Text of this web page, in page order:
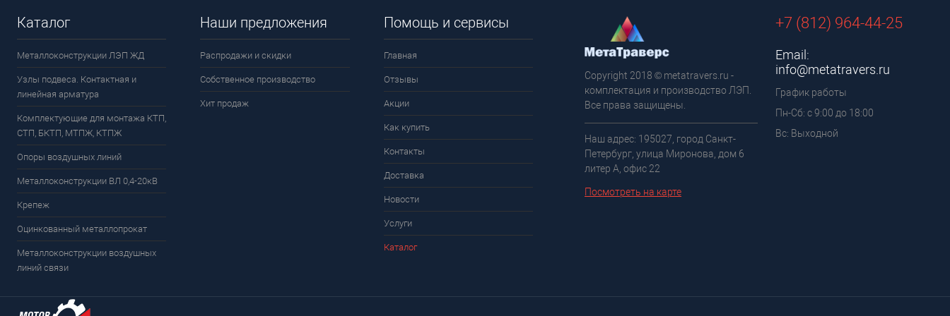
Каталог
Металлоконструкции ЛЭП ЖД
Узлы подвеса. Контактная и
линейная арматура
Комплектующие для монтажа КТП,
СТП, БКТП, МТПЖ, КТПЖ
Опоры воздушных линий
Металлоконструкции ВЛ 0,4-20кВ
Крепеж
Оцинкованный металлопрокат
Металлоконструкции воздушных
линий связи
Наши предложения
Распродажи и скидки
Собственное производство
Хит продаж
Помощь и сервисы
Главная
Отзывы
Акции
Как купить
Контакты
Доставка
Новости
Услуги
Каталог
Copyright 2018 © metatravers.ru -
комплектация и производство ЛЭП.
Все права защищены.
Наш адрес: 195027, город Санкт-
Петербург, улица Миронова, дом 6
литер А, офис 22
Посмотреть на карте
+7 (812) 964-44-25
Email:
info@metatravers.ru
График работы
Пн-Сб: с 9:00 до 18:00
Вс: Выходной